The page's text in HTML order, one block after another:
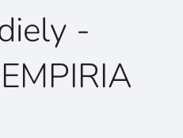
-